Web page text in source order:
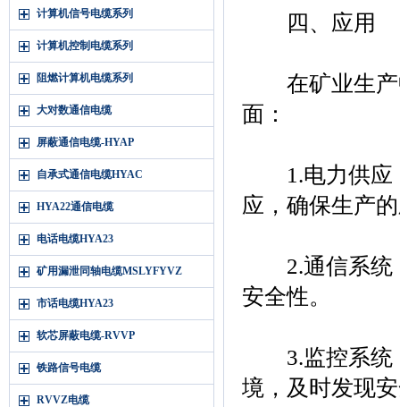
计算机信号电缆系列
计算机控制电缆系列
阻燃计算机电缆系列
大对数通信电缆
屏蔽通信电缆-HYAP
自承式通信电缆HYAC
HYA22通信电缆
电话电缆HYA23
矿用漏泄同轴电缆MSLYFYVZ
市话电缆HYA23
软芯屏蔽电缆-RVVP
铁路信号电缆
RVVZ电缆
四、应用
在矿业生产
面：
1.电力供应：
应，确保生产
2.通信系统：
安全性。
3.监控系统：
境，及时发现